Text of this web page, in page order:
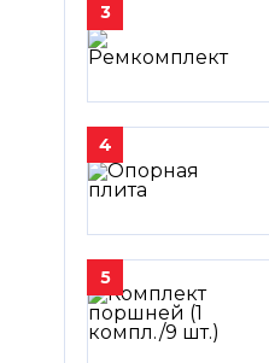
3
4
5